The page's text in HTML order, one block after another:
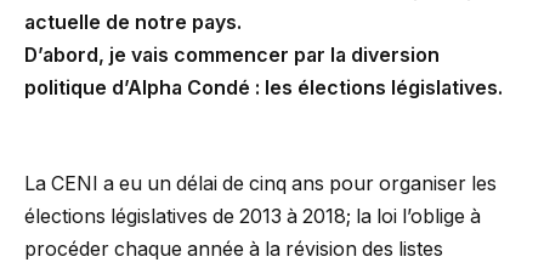
actuelle de notre pays.
D’abord, je vais commencer par la diversion
politique d’Alpha Condé : les élections législatives.
La CENI a eu un délai de cinq ans pour organiser les
élections législatives de 2013 à 2018; la loi l’oblige à
procéder chaque année à la révision des listes